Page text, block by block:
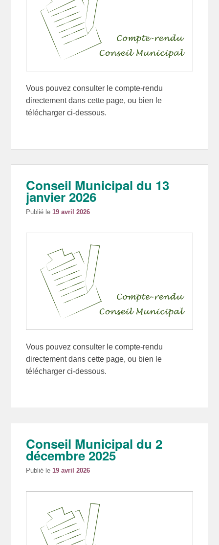
Vous pouvez consulter le compte-rendu
directement dans cette page, ou bien le
télécharger ci-dessous.
Conseil Municipal du 13
janvier 2026
Publié le19 avril 2026
Vous pouvez consulter le compte-rendu
directement dans cette page, ou bien le
télécharger ci-dessous.
Conseil Municipal du 2
décembre 2025
Publié le19 avril 2026